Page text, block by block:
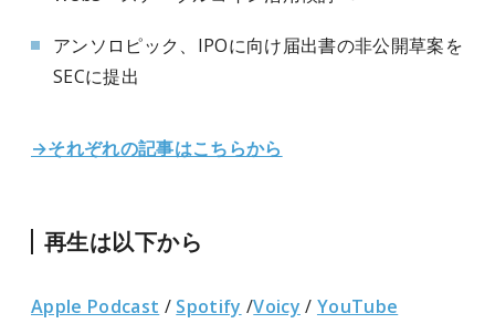
アンソロピック、IPOに向け届出書の非公開草案を
SECに提出
→それぞれの記事はこちらから
再生は以下から
Apple Podcast / Spotify /Voicy / YouTube